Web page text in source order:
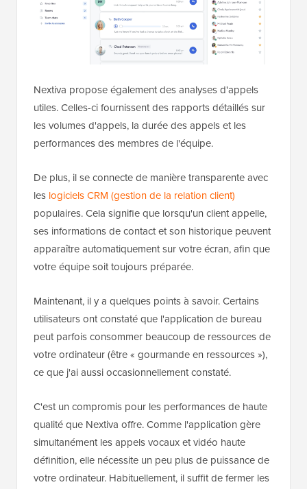
Nextiva propose également des analyses d'appels
utiles. Celles-ci fournissent des rapports détaillés sur
les volumes d'appels, la durée des appels et les
performances des membres de l'équipe.
De plus, il se connecte de manière transparente avec
les logiciels CRM (gestion de la relation client)
populaires. Cela signifie que lorsqu'un client appelle,
ses informations de contact et son historique peuvent
apparaître automatiquement sur votre écran, afin que
votre équipe soit toujours préparée.
Maintenant, il y a quelques points à savoir. Certains
utilisateurs ont constaté que l'application de bureau
peut parfois consommer beaucoup de ressources de
votre ordinateur (être « gourmande en ressources »),
ce que j'ai aussi occasionnellement constaté.
C'est un compromis pour les performances de haute
qualité que Nextiva offre. Comme l'application gère
simultanément les appels vocaux et vidéo haute
définition, elle nécessite un peu plus de puissance de
votre ordinateur. Habituellement, il suffit de fermer les